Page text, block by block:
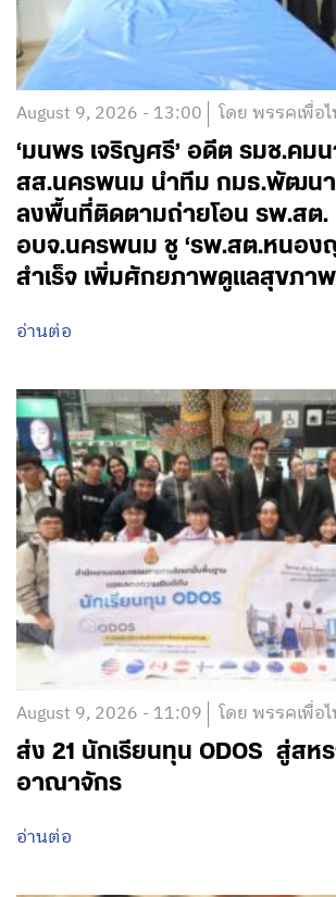
August 9, 2026 - 13:00 โดย พรรคเพื่อ
‘มนพร เจริญศรี’ อดีต รมช.คมน
สส.นครพนม นำทีม กมธ.พัฒนา
ลงพื้นที่ติดตามถ่ายโอน รพ.สต.
อบจ.นครพนม ชู ‘รพ.สต.หนองญ
สำเร็จ เพิ่มศักยภาพดูแลสุขภา
อ่านต่อ
August 9, 2026 - 11:09 โดย พรรคเพื่อ
ส่ง 21 นักเรียนทุน ODOS สู่สห
อาณาจักร
อ่านต่อ